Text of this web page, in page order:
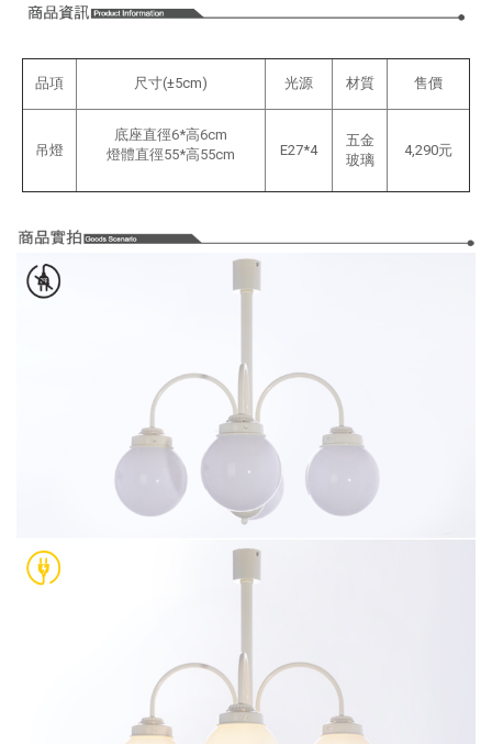
品項 尺寸(±5cm) 光源 材質 售價
吊燈
底座直徑6*高6cm
燈體直徑55*高55cm
E27*4
五金
玻璃
4,290元